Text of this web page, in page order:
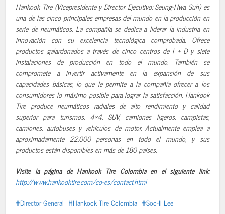
Hankook Tire (Vicepresidente y Director Ejecutivo: Seung-Hwa Suh) es
una de las cinco principales empresas del mundo en la producción en
serie de neumáticos. La compañía se dedica a liderar la industria en
innovación con su excelencia tecnológica comprobada. Ofrece
productos galardonados a través de cinco centros de I + D y siete
instalaciones de producción en todo el mundo. También se
compromete a invertir activamente en la expansión de sus
capacidades básicas, lo que le permite a la compañía ofrecer a los
consumidores lo máximo posible para lograr la satisfacción. Hankook
Tire produce neumáticos radiales de alto rendimiento y calidad
superior para turismos, 4×4, SUV, camiones ligeros, campistas,
camiones, autobuses y vehículos de motor. Actualmente emplea a
aproximadamente 22,000 personas en todo el mundo, y sus
productos están disponibles en más de 180 países.
Visite la página de Hankook Tire Colombia en el siguiente link:
http://www.hankooktire.com/co-es/contact.html
Director General
Hankook Tire Colombia Soo-Il Lee